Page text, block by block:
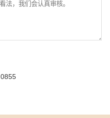
0855